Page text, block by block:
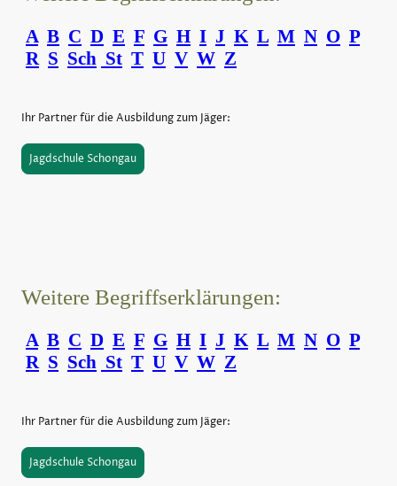
A B C D E F G H I J K L M N O P
R S Sch St T U V W Z
Ihr Partner für die Ausbildung zum Jäger:
Jagdschule Schongau
Weitere Begriffserklärungen:
A B C D E F G H I J K L M N O P
R S Sch St T U V W Z
Ihr Partner für die Ausbildung zum Jäger:
Jagdschule Schongau